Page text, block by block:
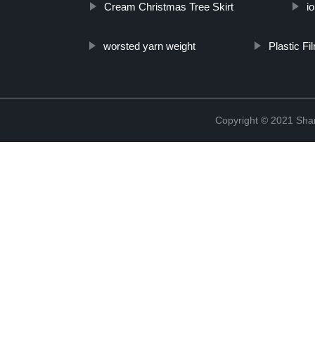
Cream Christmas Tree Skirt
worsted yarn weight Plastic
Copyright © 2021